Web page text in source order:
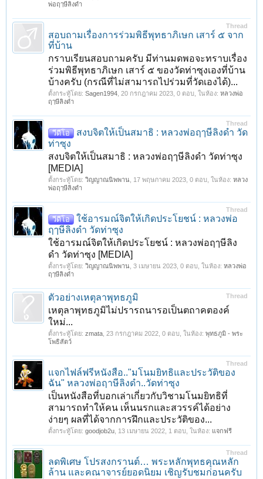
พ่อฤๅษีลิงดำ
Thread
สอบถามเรื่องการร่วมพิธีพุทธาภิเษก เสาร์ ๕ จาก
ที่บ้าน
กราบเรียนสอบถามครับ มีท่านมดพอจะทราบเรื่อง
ร่วมพิธีพุทธาภิเษก เสาร์ ๕ ของวัดท่าซุงเองที่บ้าน
บ้างครับ (กรณีที่ไม่สามารถไปร่วมที่วัดเองได้)...
ตั้งกระทู้โดย: Sagen1994 20 กรกฎาคม 2023 , 0 ตอบ, ในห้อง: หลวงพ่อ
ฤๅษีลิงดำ
Thread
วีดีโอ
สงบจิตให้เป็นสมาธิ : หลวงพ่อฤๅษีลิงดำ วัด
ท่าซุง
สงบจิตให้เป็นสมาธิ : หลวงพ่อฤๅษีลิงดำ วัดท่าซุง
[MEDIA]
ตั้งกระทู้โดย: วิญญาณนิพพาน 17 พฤษภาคม 2023 , 0 ตอบ, ในห้อง: หลวง
พ่อฤๅษีลิงดำ
Thread
วีดีโอ
ใช้อารมณ์จิตให้เกิดประโยชน์ : หลวงพ่อ
ฤๅษีลิงดำ วัดท่าซุง
ใช้อารมณ์จิตให้เกิดประโยชน์ : หลวงพ่อฤๅษีลิง
ดำ วัดท่าซุง [MEDIA]
ตั้งกระทู้โดย: วิญญาณนิพพาน 3 เมษายน 2023 , 0 ตอบ, ในห้อง: หลวงพ่อ
ฤๅษีลิงดำ
Thread
ตัวอย่างเหตุลาพุทธภูมิ
เหตุลาพุทธภูมิไม่ปรารถนารอเป็นตถาคตองค์
ใหม่...
ตั้งกระทู้โดย: zmata 23 กรกฎาคม 2022 , 0 ตอบ, ในห้อง: พุทธภูมิ - พระ
โพธิสัตว์
Thread
แจกไฟล์ฟรีหนังสือ.."มโนมยิทธิและประวัติของ
ฉัน" หลวงพ่อฤาษีลิงดำ..วัดท่าซุง
เป็นหนังสือที่บอกเล่าเกี่ยวกับวิชามโนมยิทธิที่
สามารถทำให้คน เห็นนรกและสวรรค์ได้อย่าง
ง่ายๆ ผลที่ได้จากการฝึกและประวัติของ...
ตั้งกระทู้โดย: goodjob2u 13 เมษายน 2022 , 1 ตอบ, ในห้อง: แจกฟรี
Thread
ลดพิเศษ โปรสงกรานต์… พระหลักพุทธคุณหลัก
ล้าน และคณาจารย์ยอดนิยม เชิญรับชมก่อนครับ